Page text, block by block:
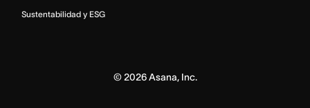
Sustentabilidad y ESG
© 2026Asana, Inc.